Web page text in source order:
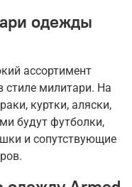
одежды
ассортимент
стиле милитари. На
куртки, аляски,
будут футболки,
и сопутствующие